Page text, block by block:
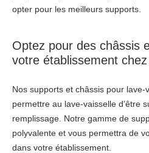
opter pour les meilleurs supports.
Optez pour des châssis
votre établissement
Nos supports et châssis pour
permettre au lave-vaisselle d’être
remplissage. Notre gamme de
polyvalente et vous permettra de
dans votre établissement.